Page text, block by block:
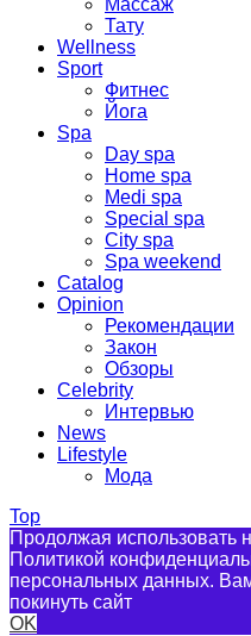
Массаж
Тату
Wellness
Sport
Фитнес
Йога
Spa
Day spa
Home spa
Medi spa
Special spa
City spa
Spa weekend
Catalog
Opinion
Рекомендации
Закон
Обзоры
Celebrity
Интервью
News
Lifestyle
Мода
Top
Продолжая использовать
Политикой
персональных данных.
покинуть сайт
OK